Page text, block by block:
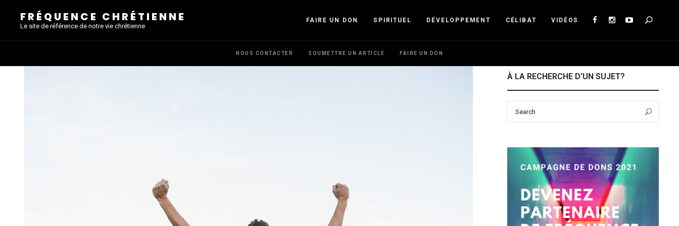
FRÉQUENCE CHRÉTIENNE
Le site de référence de notre vie chrétienne
FAIRE UN DON SPIRITUEL DÉVELOPPEMENT CÉLIBAT VIDÉOS
NOUS CONTACTER SOUMETTRE UN ARTICLE FAIRE UN DON
À LA RECHERCHE D’UN SUJET?